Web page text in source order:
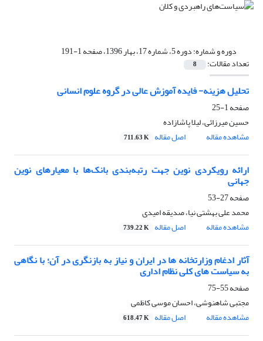
دوره و شماره:دوره 5، شماره 17، بهار 1396، صفحه 1-191
تعداد مقالات: 8
تحلیل هزینه- فایده آموزش عالی در گروه علوم انسانی
صفحه1-25
حسین میرزائی، لیلا پاشازاده
مشاهده مقاله
اصل مقاله 711.63 K
ارائه رویکردی نوین جهت رتبه‌بندی بانک‌ها با معیارهای نوین
جهانی
صفحه27-53
محمد علی بهشتی نیا، صدیقه امیدی
مشاهده مقاله
اصل مقاله 739.22 K
آثار ادغام وزارتخانه ها در ایران و نیاز به بازنگری در آن؛ با نگاهی
به سیاست های کلی نظام اداری
صفحه55-75
مجتبی شاهنوشی، احسان موسی کاظمی
مشاهده مقاله
اصل مقاله 618.47 K